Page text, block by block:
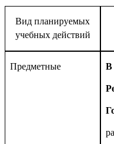
Вид планируемых
учебных действий
Предметные В